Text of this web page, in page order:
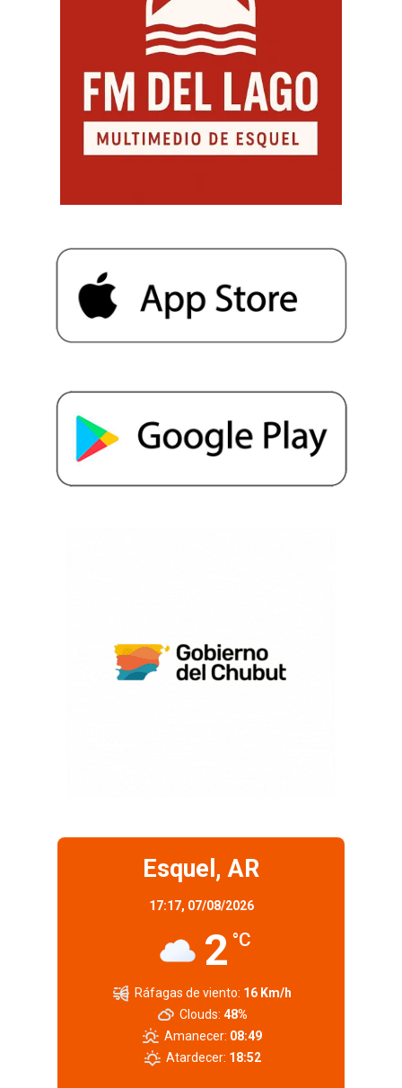
Esquel, AR
17:17, 07/08/2026
2 °C
Ráfagas de viento: 16 Km/h
Clouds: 48%
Amanecer: 08:49
Atardecer: 18:52